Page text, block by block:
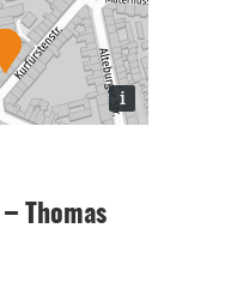
i
Thomas